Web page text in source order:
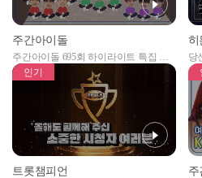
주간아이돌
주간아이돌 695회 하이라이트 특집 남
자아이돌편 예고
히
당
못
인기
트롯챔피언 주